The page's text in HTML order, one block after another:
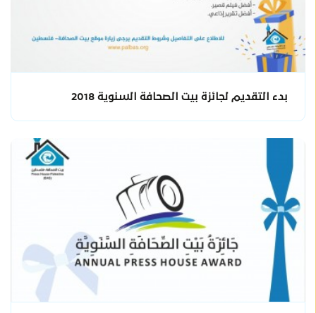
بدء التقديم لجائزة بيت الصحافة السنوية 2018